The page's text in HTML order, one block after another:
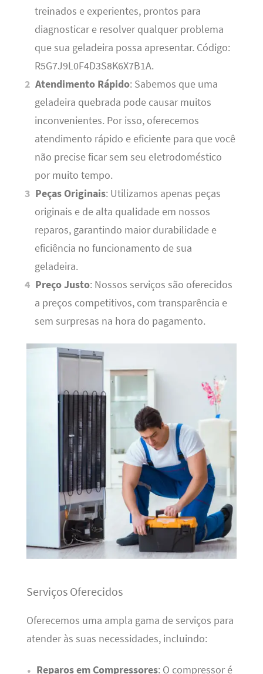
treinados e experientes, prontos para
diagnosticar e resolver qualquer problema
que sua geladeira possa apresentar. Código:
R5G7J9L0F4D3S8K6X7B1A.
Atendimento Rápido: Sabemos que uma
geladeira quebrada pode causar muitos
inconvenientes. Por isso, oferecemos
atendimento rápido e eficiente para que você
não precise ficar sem seu eletrodoméstico
por muito tempo.
Peças Originais: Utilizamos apenas peças
originais e de alta qualidade em nossos
reparos, garantindo maior durabilidade e
eficiência no funcionamento de sua
geladeira.
Preço Justo: Nossos serviços são oferecidos
a preços competitivos, com transparência e
sem surpresas na hora do pagamento.
Serviços Oferecidos
Oferecemos uma ampla gama de serviços para
atender às suas necessidades, incluindo:
Reparos em Compressores: O compressor é